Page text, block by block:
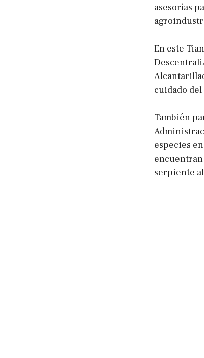
asesorías
En este
cuidado
También
especies
encuentran
serpiente